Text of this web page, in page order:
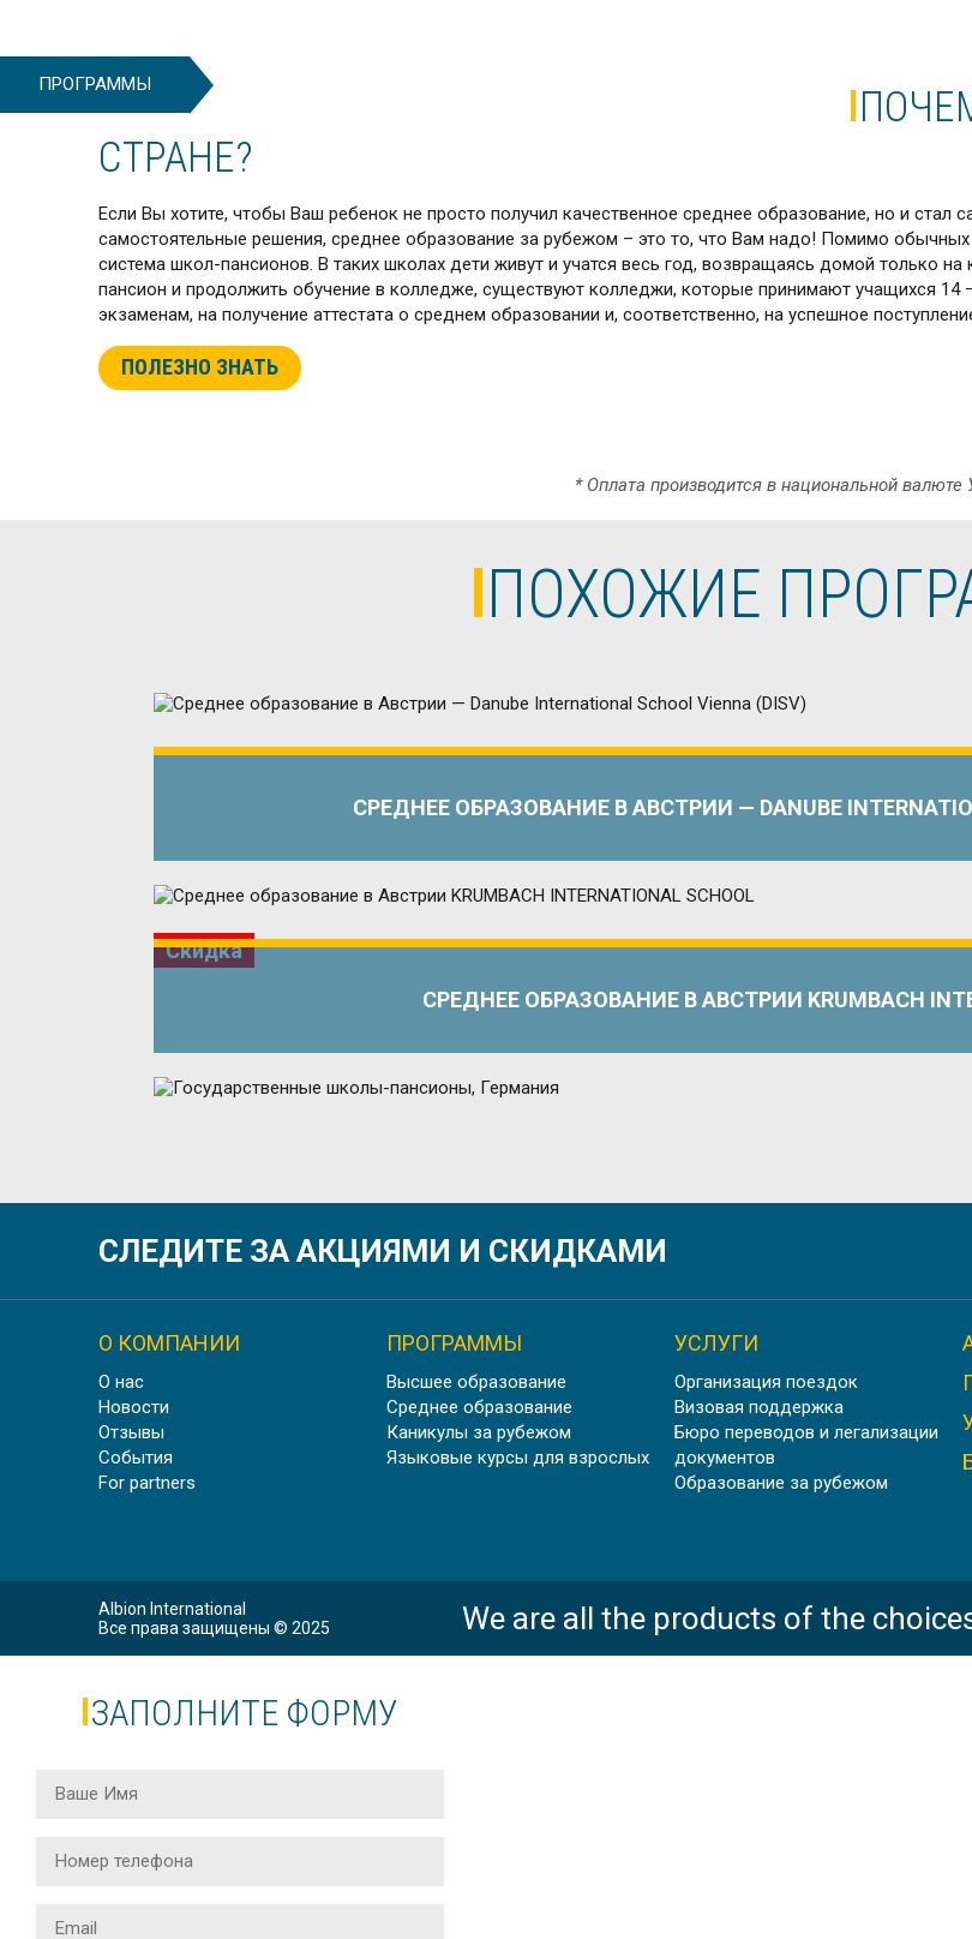
СТРАНЕ?
Если Вы хотите, чтобы Ваш ребенок не просто получил качественное среднее образование, но и
самостоятельные решения, среднее образование за рубежом – это то, что Вам надо! Помимо
система школ-пансионов. В таких школах дети живут и учатся весь год, возвращаясь домой только
пансион и продолжить обучение в колледже, существуют колледжи, которые принимают учащихся 14
экзаменам, на получение аттестата о среднем образовании и, соответственно, на успешное
ПОЛЕЗНО ЗНАТЬ
* Оплата производится в национальной валюте
ПОХОЖИЕ
СРЕДНЕЕ ОБРАЗОВАНИЕ В АВСТРИИ — DANUBE
Скидка
СРЕДНЕЕ ОБРАЗОВАНИЕ В АВСТРИИ KRUMBACH
Скидка
ШКОЛА-ПАНСИОН ACKWORTH SCHOOL |
PADWORTH COLLEGE, АНГЛИЯ
Скидка
ПРОГРАММЫ
СЛЕДИТЕ ЗА АКЦИЯМИ И СКИДКАМИ
О КОМПАНИИ
О нас
Новости
Отзывы
События
For partners
ПРОГРАММЫ
Высшее образование
Среднее образование
Каникулы за рубежом
Языковые курсы для взрослых
УСЛУГИ
Организация поездок
Визовая поддержка
Бюро переводов и легализации
документов
Образование за рубежом
Albion International
Все права защищены © 2025
We are all the products of the
ЗАПОЛНИТЕ ФОРМУ